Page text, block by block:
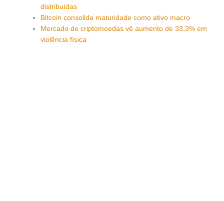
distribuídas
Bitcoin consolida maturidade como ativo macro
Mercado de criptomoedas vê aumento de 33,3% em
violência física